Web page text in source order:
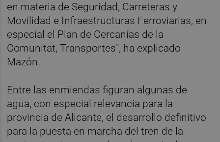
en materia de Seguridad, Carreteras y
Movilidad e Infraestructuras Ferroviarias, en
especial el Plan de Cercanías de la
Comunitat, Transportes", ha explicado
Mazón.
Entre las enmiendas figuran algunas de
agua, con especial relevancia para la
provincia de Alicante, el desarrollo definitivo
para la puesta en marcha del tren de la